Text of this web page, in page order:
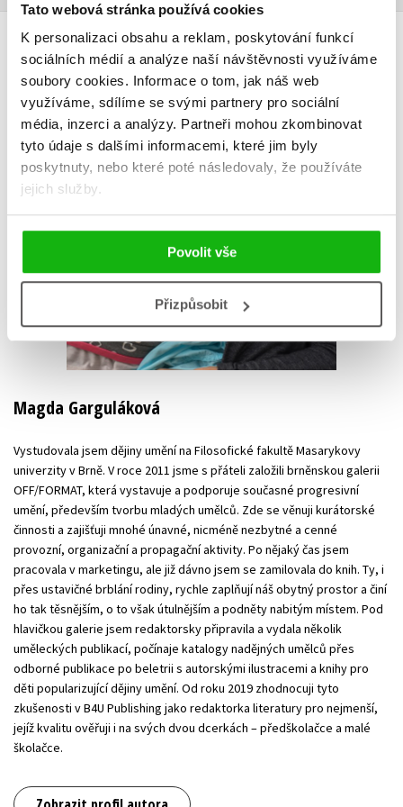
Tato webová stránka používá cookies
K personalizaci obsahu a reklam, poskytování funkcí
sociálních médií a analýze naší návštěvnosti využíváme
soubory cookies. Informace o tom, jak náš web
využíváme, sdílíme se svými partnery pro sociální
média, inzerci a analýzy. Partneři mohou zkombinovat
tyto údaje s dalšími informacemi, které jim byly
poskytnuty, nebo které poté následovaly, že používáte
jejich služby.
Povolit vše
Přizpůsobit
AUTOR KNIHY
Magda Garguláková
Vystudovala jsem dějiny umění na Filosofické fakultě Masarykovy
univerzity v Brně. V roce 2011 jsme s přáteli založili brněnskou galerii
OFF/FORMAT, která vystavuje a podporuje současné progresivní
umění, především tvorbu mladých umělců. Zde se věnuji kurátorské
činnosti a zajišťuji mnohé únavné, nicméně nezbytné a cenné
provozní, organizační a propagační aktivity. Po nějaký čas jsem
pracovala v marketingu, ale již dávno jsem se zamilovala do knih. Ty, i
přes ustavičné brblání rodiny, rychle zaplňují náš obytný prostor a činí
ho tak těsnějším, o to však útulnějším a podněty nabitým místem. Pod
hlavičkou galerie jsem redaktorsky připravila a vydala několik
uměleckých publikací, počínaje katalogy nadějných umělců přes
odborné publikace po beletrii s autorskými ilustracemi a knihy pro
děti popularizující dějiny umění. Od roku 2019 zhodnocuji tyto
zkušenosti v B4U Publishing jako redaktorka literatury pro nejmenší,
jejíž kvalitu ověřuji i na svých dvou dcerkách – předškolačce a malé
školačce.